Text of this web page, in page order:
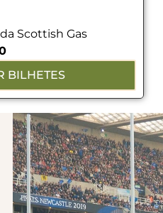
Scottish Gas
BILHETES